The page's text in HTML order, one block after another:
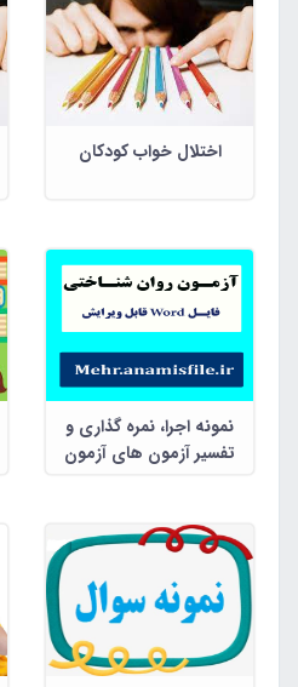
اختلال خواب کودکان
نمونه اجرا، نمره گذاری و
تفسیر آزمون های آزمون
گودیناف آزمون بندرگشتالت
آزمون هوش چندگانه گاردنر